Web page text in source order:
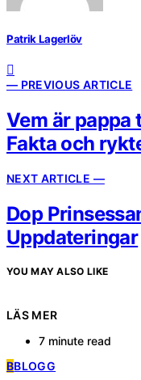
Patrik Lagerlöv
— PREVIOUS ARTICLE
Vem är pappa
Fakta och
NEXT ARTICLE —
Dop
Uppdateringar
YOU MAY ALSO LIKE
LÄS MER
7 minute read
BBLOGG